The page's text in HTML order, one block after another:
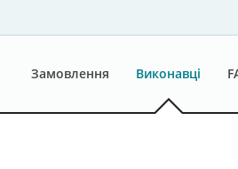
Замовлення Виконавці